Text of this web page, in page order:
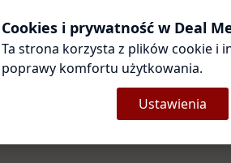
Coś
Przepraszamy za
Odśwież stronę
Cookies i prywatność w Deal
Ta strona korzysta z plików cookie i
poprawy komfortu użytkowania.
Ustawienia